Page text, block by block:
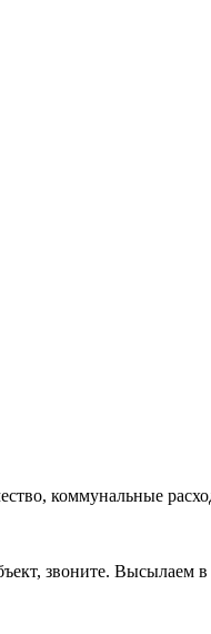
коммунальные
Высылаем в